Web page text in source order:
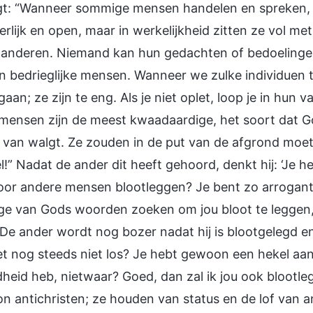
“Wanneer sommige mensen handelen en
en open, maar in werkelijkheid zitten ze vol
Niemand kan hun gedachten of
bedrieglijke mensen. Wanneer we zulke
ze zijn te eng. Als je niet oplet, loop je in hun
zijn de meest kwaadaardige, het soort dat
walgt. Ze zouden in de put van de afgrond
Nadat de ander dit heeft gehoord, denkt hij: ‘Je
andere mensen blootleggen? Je bent zo
van Gods woorden zoeken om jou bloot te
ander wordt nog bozer nadat hij is blootgelegd
nog steeds niet los? Je hebt gewoon een hekel
heb, nietwaar? Goed, dan zal ik jou ook
antichristen; ze houden van status en de lof van